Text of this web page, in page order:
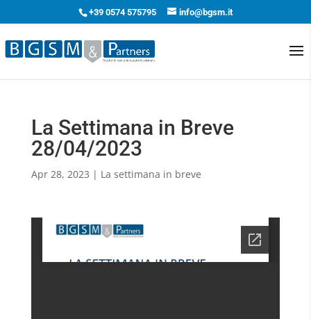
+39 0574 575795 info@bgsm.it
La Settimana in Breve
28/04/2023
Apr 28, 2023 | La settimana in breve